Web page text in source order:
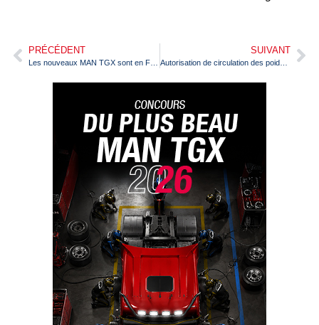
PRÉCÉDENT SUIVANT
Autorisation de circulation des poids lourds les jours fériés